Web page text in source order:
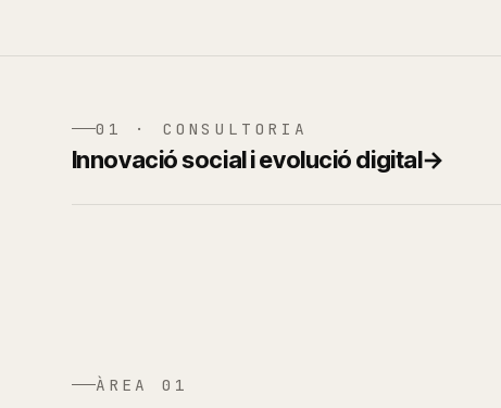
01 · CONSULTORIA
Innovació social i evolució digital→
ÀREA 01